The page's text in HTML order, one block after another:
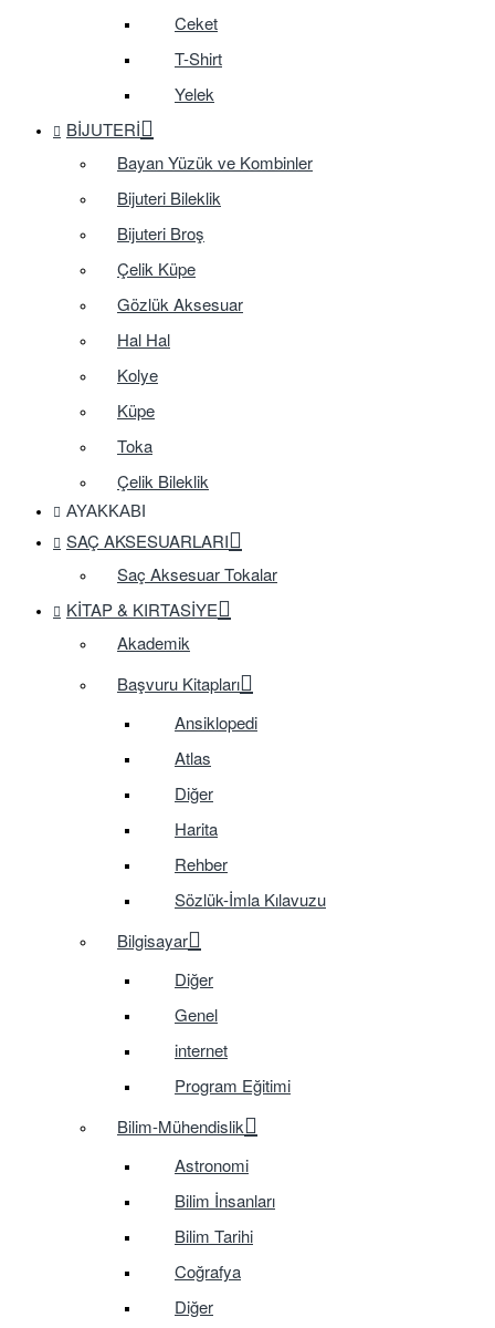
Ceket
T-Shirt
Yelek
BIJUTERI
Bayan Yüzük ve Kombinler
Bijuteri Bileklik
Bijuteri Broş
Çelik Küpe
Gözlük Aksesuar
Hal Hal
Kolye
Küpe
Toka
Çelik Bileklik
AYAKKABI
SAÇ AKSESUARLARI
Saç Aksesuar Tokalar
KITAP & KIRTASIYE
Akademik
Başvuru Kitapları
Ansiklopedi
Atlas
Diğer
Harita
Rehber
Sözlük-İmla Kılavuzu
Bilgisayar
Diğer
Genel
internet
Program Eğitimi
Bilim-Mühendislik
Astronomi
Bilim İnsanları
Bilim Tarihi
Coğrafya
Diğer